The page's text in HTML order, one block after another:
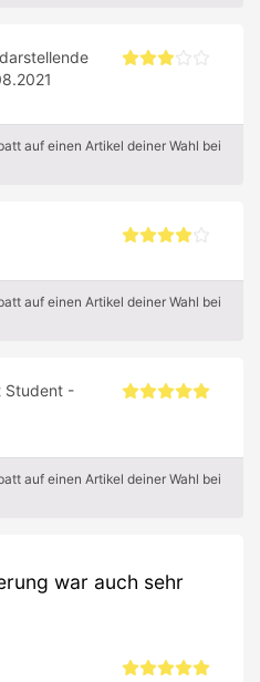
auf einen Artikel deiner Wahl bei
auf einen Artikel deiner Wahl bei
Student -
auf einen Artikel deiner Wahl bei
war auch sehr